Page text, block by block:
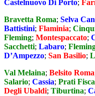
Castelnuovo Di Porto;
Bravetta Roma; Selva
Battistini; Flaminia;
Fleming; Montespaccato;
Sacchetti; Labaro;
D’Ampezzo; San Basilio;
Val Melaina; Belsito Roma
Salario; Cassia; Prati
Degli Ubaldi; Tiburtina;